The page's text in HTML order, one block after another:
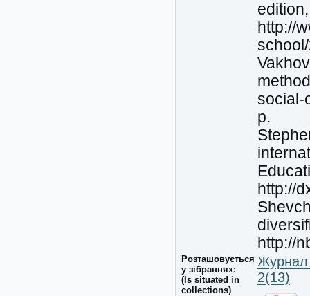
http://
social-
p.
http://
http://
Розташовується
у зібраннях:
(Is situated in
collections)
Журнал
2(13)